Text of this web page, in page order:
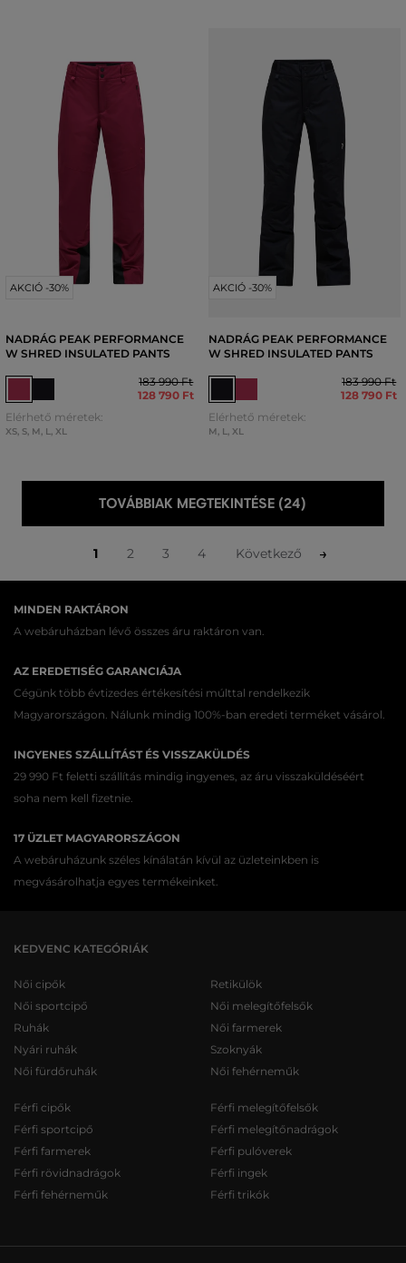
AKCIÓ -30%
NADRÁG PEAK PERFORMANCE
W SHRED INSULATED PANTS
183 990 Ft
128 790 Ft
Elérhető méretek:
XS, S, M, L, XL
AKCIÓ -30%
NADRÁG PEAK PERFORMANCE
W SHRED INSULATED PANTS
183 990 Ft
128 790 Ft
Elérhető méretek:
M, L, XL
TOVÁBBIAK MEGTEKINTÉSE (24)
1 2 3 4 Következő
MINDEN RAKTÁRON
A webáruházban lévő összes áru raktáron van.
AZ EREDETISÉG GARANCIÁJA
Cégünk több évtizedes értékesítési múlttal rendelkezik
Magyarországon. Nálunk mindig 100%-ban eredeti terméket vásárol.
INGYENES SZÁLLÍTÁST ÉS VISSZAKÜLDÉS
29 990 Ft feletti szállítás mindig ingyenes, az áru visszaküldéséért
soha nem kell fizetnie.
17 ÜZLET MAGYARORSZÁGON
A webáruházunk széles kínálatán kívül az üzleteinkben is
megvásárolhatja egyes termékeinket.
KEDVENC KATEGÓRIÁK
Női cipők
Női sportcipő
Ruhák
Nyári ruhák
Női fürdőruhák
Retikülök
Női melegítőfelsők
Női farmerek
Szoknyák
Női fehérneműk
Férfi cipők
Férfi sportcipő
Férfi farmerek
Férfi rövidnadrágok
Férfi fehérneműk
Férfi melegítőfelsők
Férfi melegítőnadrágok
Férfi pulóverek
Férfi ingek
Férfi trikók